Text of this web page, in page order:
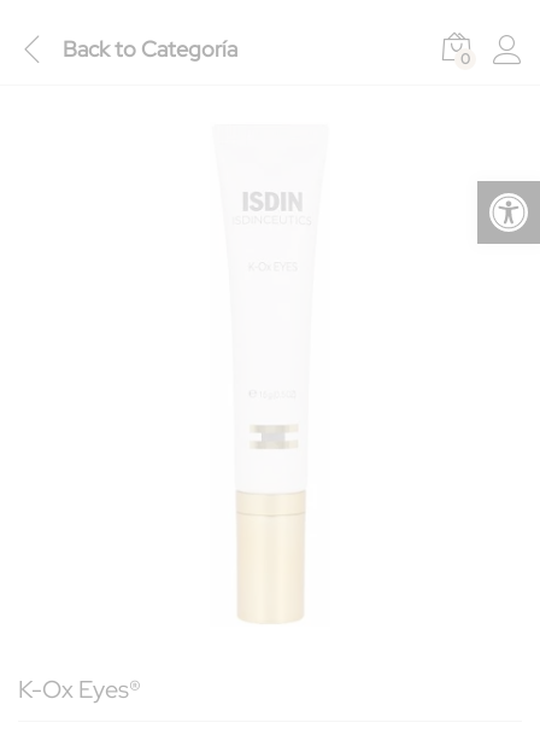
Back to Categoría 0
K-Ox Eyes®
Abrir barra de herramientas